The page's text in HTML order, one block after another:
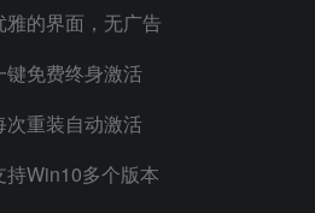
雅的界面，无广告
键免费终身激活
次重装自动激活
持Win10多个版本